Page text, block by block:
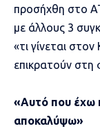
προσήχθη στο
με άλλους 3
«τι γίνεται
επικρατούν στη
«Αυτό που έχω
αποκαλύψω»